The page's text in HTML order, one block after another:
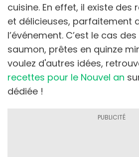
cuisine. En effet, il existe des
et délicieuses, parfaitement
l’événement. C’est le cas
saumon, prêtes en quinze
voulez d'autres idées,
recettes pour le Nouvel an
dédiée !